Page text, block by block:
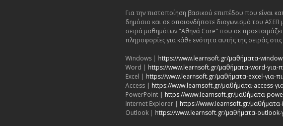
Για την πιστοποίηση βασικού επιπέδου που είναι
δημόσιο και σε οποιονδήποτε διαγωνισμό του
σειρά μαθημάτων "Αθηνά Core" που σε
πληροφορίες για κάθε ενότητα αυτής της σειράς
Windows | https://www.learnsoft.gr/μαθήματα-
Word | https://www.learnsoft.gr/μαθήματα-word-για-
Excel | https://www.learnsoft.gr/μαθήματα-excel-για-
Access | https://www.learnsoft.gr/μαθήματα-access-
PowerPoint | https://www.learnsoft.gr/μαθήματα-
Internet Explorer | https://www.learnsoft.gr/
Outlook | https://www.learnsoft.gr/μαθήματα-outlook-